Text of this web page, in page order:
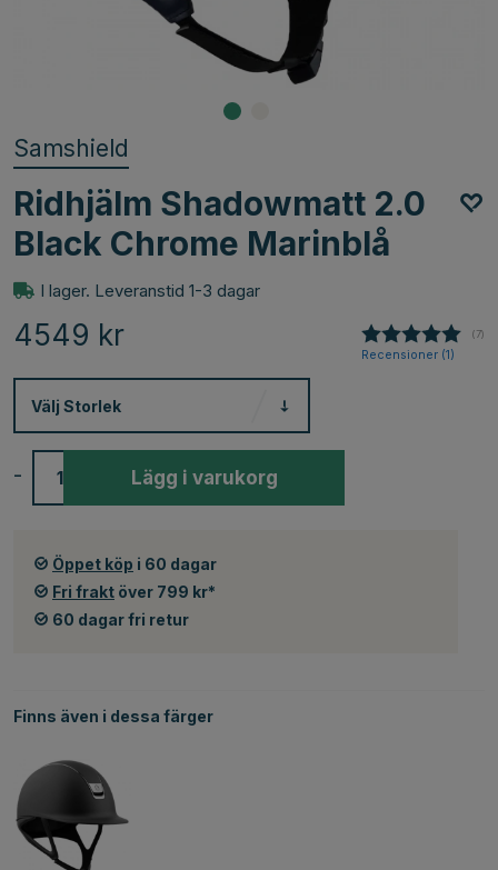
Samshield
Ridhjälm Shadowmatt 2.0
Black Chrome Marinblå
I lager. Leveranstid 1-3 dagar
4549 kr (7)
Recensioner (1)
Välj Storlek
- Lägg i varukorg
Öppet köp i 60 dagar
Fri frakt över 799 kr*
60 dagar fri retur
Finns även i dessa färger